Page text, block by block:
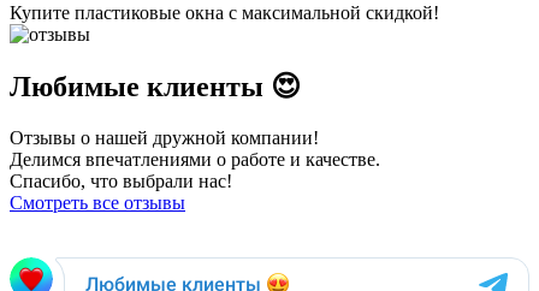
Купите пластиковые окна с максимальной скидкой!
Любимые клиенты 😍
Отзывы о нашей дружной компании!
Делимся впечатлениями о работе и качестве.
Спасибо, что выбрали нас!
Смотреть все отзывы